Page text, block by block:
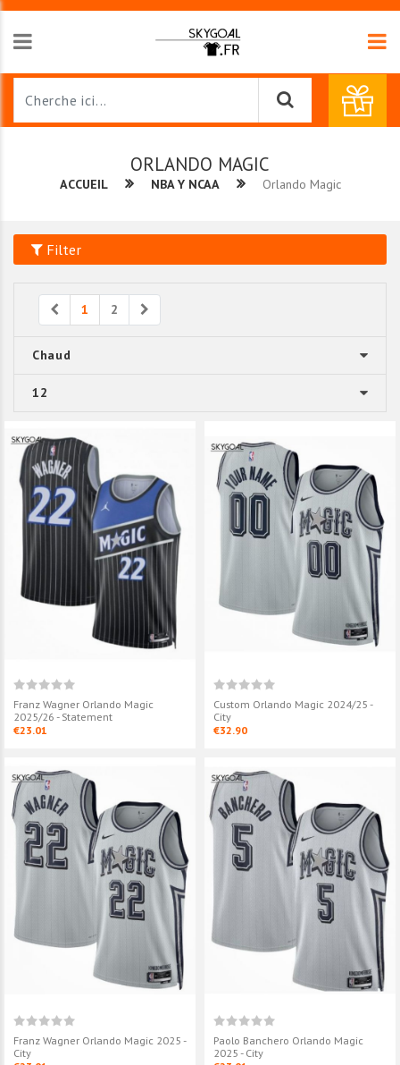
ORLANDO MAGIC
ACCUEIL NBA Y NCAA Orlando Magic
Filter
Previous
1 2
Franz Wagner Orlando Magic
2025/26 - Statement
€23.01
Custom Orlando Magic 2024/25 -
City
€32.90
Franz Wagner Orlando Magic 2025 -
City
Paolo Banchero Orlando Magic
2025 - City